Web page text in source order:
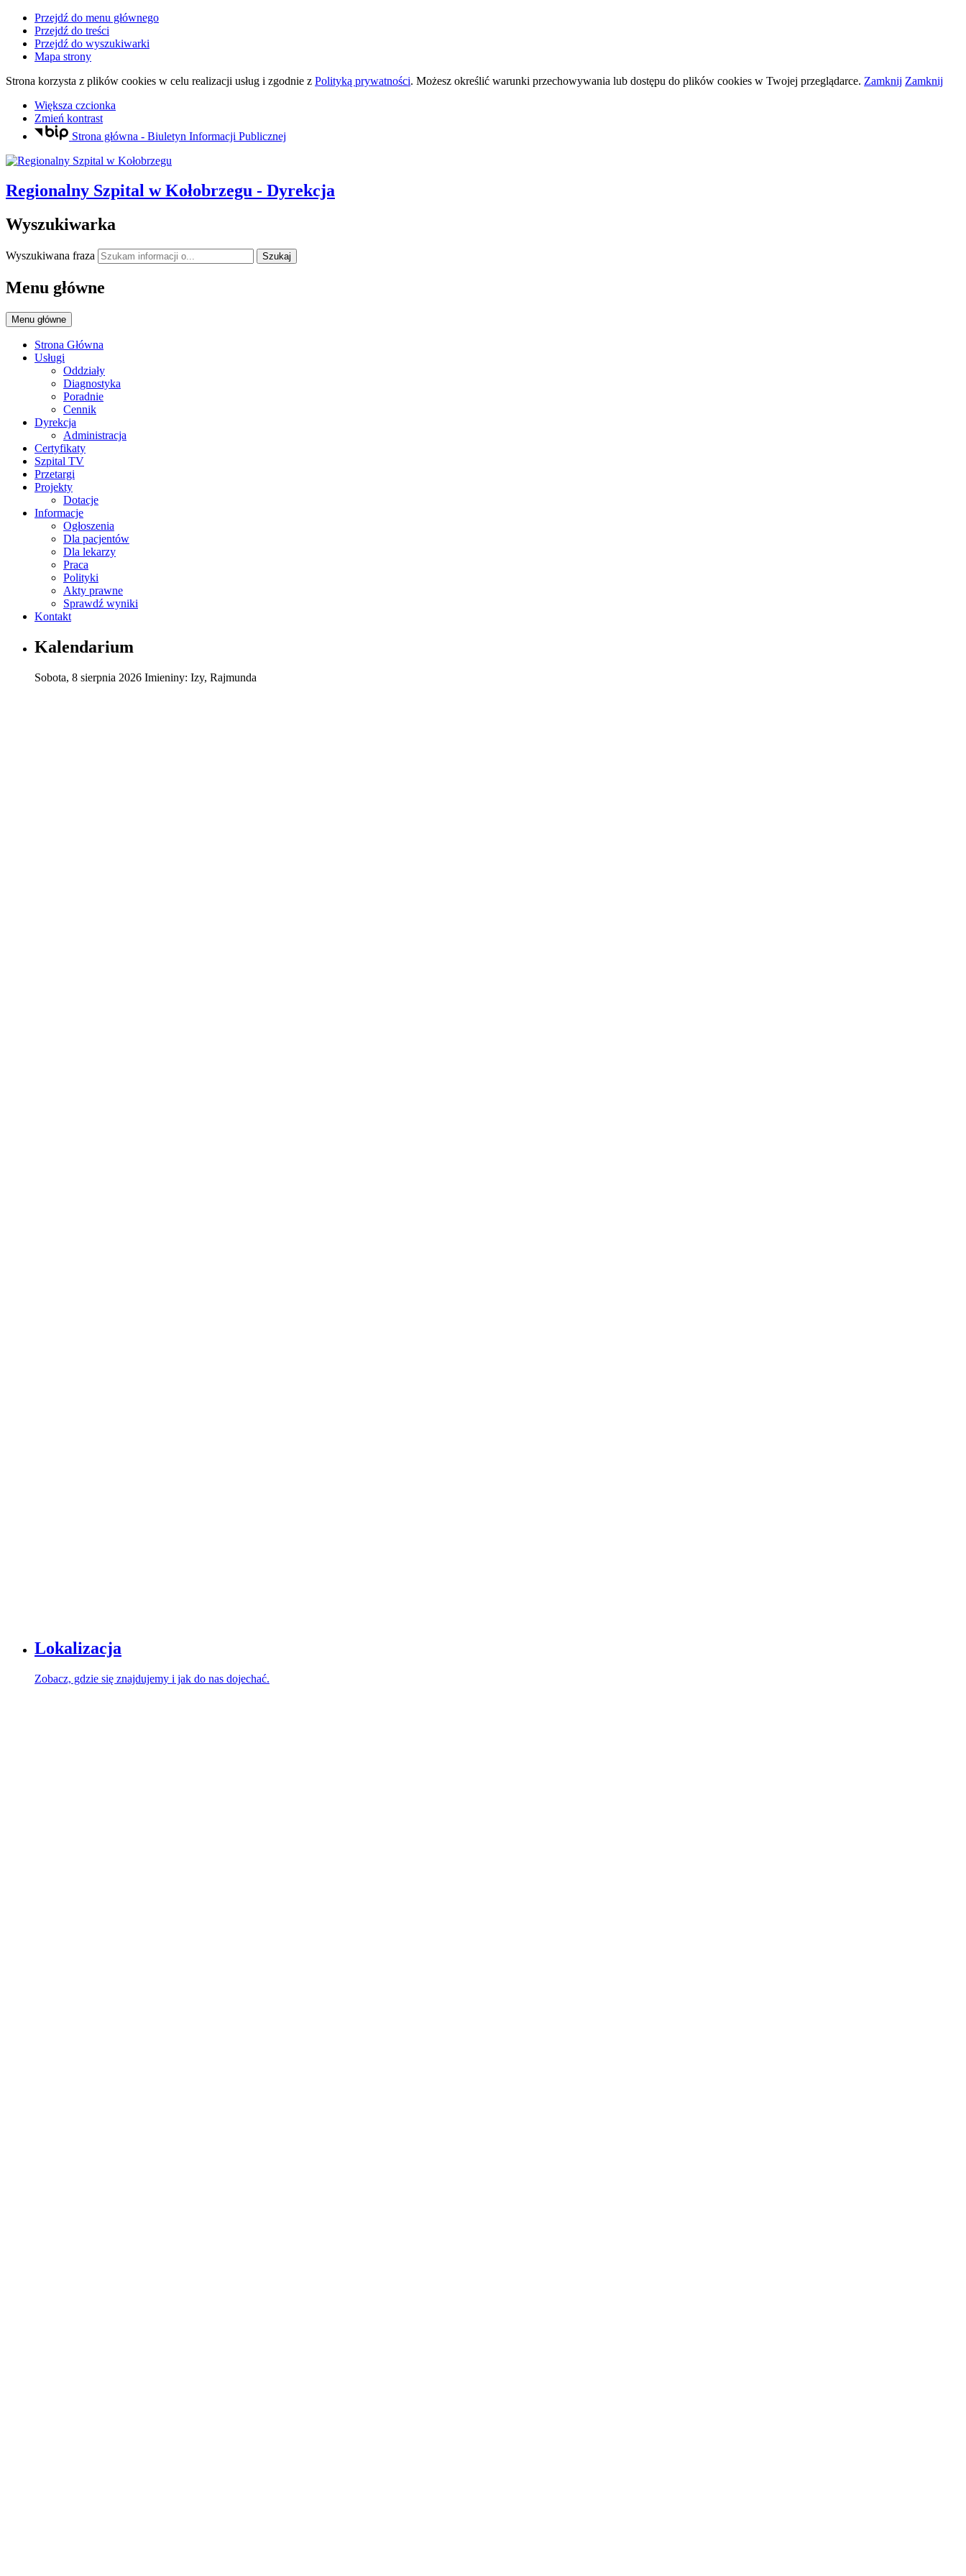
Przejdź do menu głównego
Przejdź do treści
Przejdź do wyszukiwarki
Mapa strony
Strona korzysta z plików cookies w celu realizacji usług i zgodnie z Polityką prywatności. Możesz określić warunki przechowywania lub dostępu do plików cookies w Twojej przeglądarce. Zamknij Zamknij
Większa czcionka
Zmień kontrast
Strona główna - Biuletyn Informacji Publicznej
Regionalny Szpital w Kołobrzegu - Dyrekcja
Wyszukiwarka
Wyszukiwana fraza Szukaj
Menu główne
Menu główne
Strona Główna
Usługi
Oddziały
Diagnostyka
Poradnie
Cennik
Dyrekcja
Administracja
Certyfikaty
Szpital TV
Przetargi
Projekty
Dotacje
Informacje
Ogłoszenia
Dla pacjentów
Dla lekarzy
Praca
Polityki
Akty prawne
Sprawdź wyniki
Kontakt
Kalendarium
Sobota, 8 sierpnia 2026 Imieniny: Izy, Rajmunda
Lokalizacja
Zobacz, gdzie się znajdujemy i jak do nas dojechać.